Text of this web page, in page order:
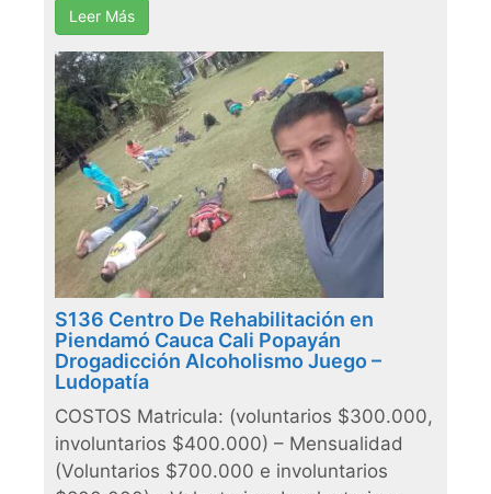
Leer Más
S136 Centro De Rehabilitación en
Piendamó Cauca Cali Popayán
Drogadicción Alcoholismo Juego –
Ludopatía
COSTOS Matricula: (voluntarios $300.000,
involuntarios $400.000) – Mensualidad
(Voluntarios $700.000 e involuntarios